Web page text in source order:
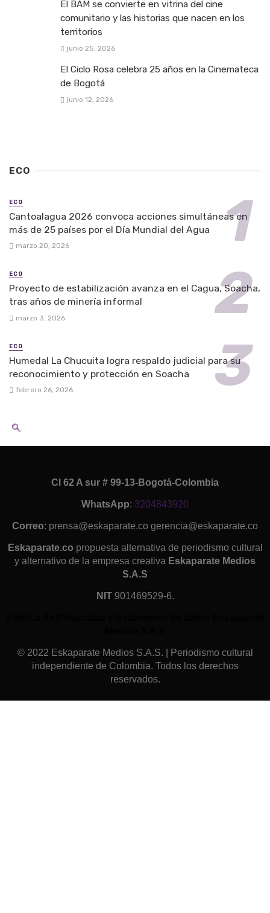
El BAM se convierte en vitrina del cine
comunitario y las historias que nacen en los
territorios
junio 25, 2026
El Ciclo Rosa celebra 25 años en la Cinemateca
de Bogotá
junio 12, 2026
ECO
ECO
Cantoalagua 2026 convoca acciones simultáneas en
más de 25 países por el Día Mundial del Agua
marzo 20, 2026
ECO
Proyecto de estabilización avanza en el Cagua, Soacha,
tras años de minería informal
marzo 3, 2026
ECO
Humedal La Chucuita logra respaldo judicial para su
reconocimiento y protección en Soacha
febrero 26, 2026
Cl 62 A sur # 99-13-Bogotá-Colombia
WhatsApp: 3204843920
Correo: prensa@eskaparate.co gerencia@eskaparate.co
Eskaparate.co propuesta alternativa de periodismo cultural
y alternativo de la empresa creativa Eskaparate Medios
S.A.S
NIT 901469529-6.
© 2022 Eskaparate Medios S.A.S. | Periodismo cultural
independiente de Colombia. Todos los derechos
reservados.